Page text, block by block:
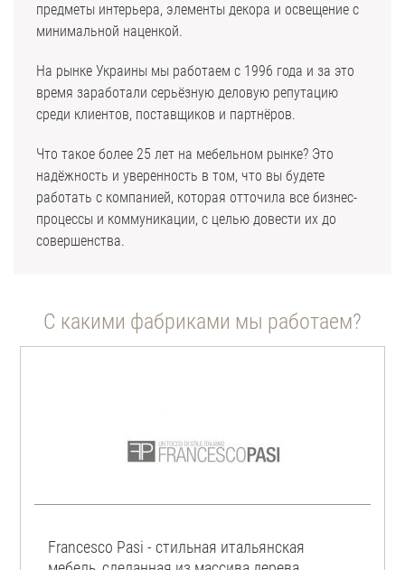
предметы интерьера, элементы декора и освещение с
минимальной наценкой.
На рынке Украины мы работаем с 1996 года и за это
время заработали серьёзную деловую репутацию
среди клиентов, поставщиков и партнёров.
Что такое более 25 лет на мебельном рынке? Это
надёжность и уверенность в том, что вы будете
работать с компанией, которая отточила все бизнес-
процессы и коммуникации, с целью довести их до
совершенства.
С какими фабриками мы работаем?
Francesco Pasi - стильная итальянская